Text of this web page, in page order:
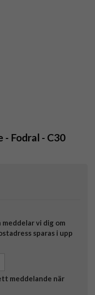
- Fodral - C30
vi dig om
sparas i upp
meddelande när